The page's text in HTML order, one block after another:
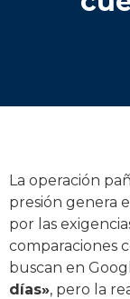
La operación
presión genera
por las
comparaciones
buscan en
días», pero la